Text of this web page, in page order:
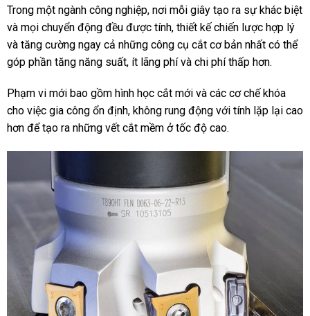
Trong một ngành công nghiệp, nơi mỗi giây tạo ra sự khác biệt
và mọi chuyển động đều được tính, thiết kế chiến lược hợp lý
và tăng cường ngay cả những công cụ cắt cơ bản nhất có thể
góp phần tăng năng suất, ít lãng phí và chi phí thấp hơn.
Phạm vi mới bao gồm hình học cắt mới và các cơ chế khóa
cho việc gia công ổn định, không rung động với tính lặp lại cao
hơn để tạo ra những vết cắt mềm ở tốc độ cao.